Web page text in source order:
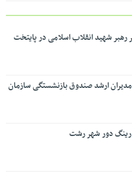
رهبر شهید انقلاب اسلامی در پایتخت
مدیران ارشد صندوق بازنشستگی سازمان